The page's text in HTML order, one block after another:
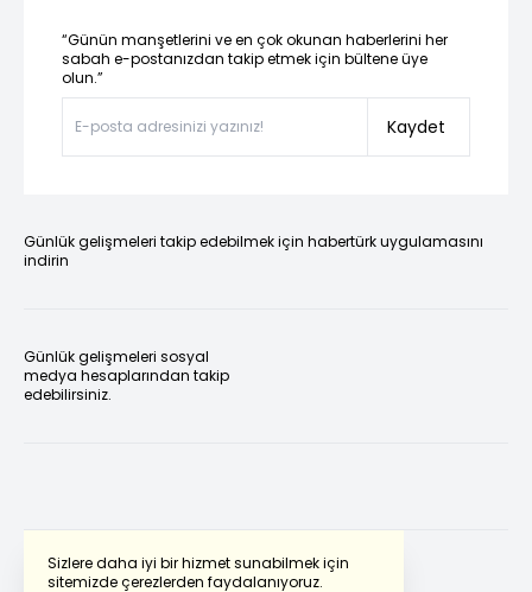
Sizlere daha iyi bir hizmet sunabilmek için
sitemizde çerezlerden faydalanıyoruz.
“Günün manşetlerini ve en çok okunan haberlerini her
sabah e-postanızdan takip etmek için bültene üye
olun.”
Kaydet
Günlük gelişmeleri takip edebilmek için habertürk uygulamasını
indirin
Günlük gelişmeleri sosyal
medya hesaplarından takip
edebilirsiniz.